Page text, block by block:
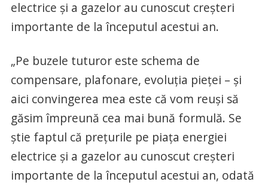
electrice şi a gazelor au cunoscut creşteri
importante de la începutul acestui an.
„Pe buzele tuturor este schema de
compensare, plafonare, evoluţia pieţei – şi
aici convingerea mea este că vom reuşi să
găsim împreună cea mai bună formulă. Se
ştie faptul că preţurile pe piaţa energiei
electrice şi a gazelor au cunoscut creşteri
importante de la începutul acestui an, odată